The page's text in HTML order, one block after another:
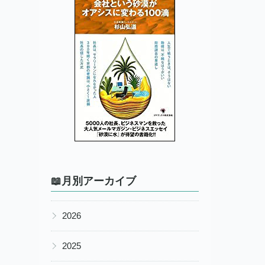
📖月別アーカイブ
▶ 2026
▶ 2025